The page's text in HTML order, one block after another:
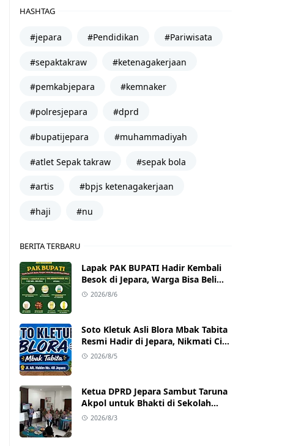
HASHTAG
#jepara #Pendidikan #Pariwisata
#sepaktakraw #ketenagakerjaan
#pemkabjepara #kemnaker
#polresjepara #dprd
#bupatijepara #muhammadiyah
#atlet Sepak takraw #sepak bola
#artis #bpjs ketenagakerjaan
#haji #nu
BERITA TERBARU
Lapak PAK BUPATI Hadir Kembali
Besok di Jepara, Warga Bisa Beli
Beras hingga Minyak Goreng
2026/8/6
Soto Kletuk Asli Blora Mbak Tabita
Resmi Hadir di Jepara, Nikmati Cita
Rasa Autentik Mulai Rp10 Ribu
2026/8/5
Ketua DPRD Jepara Sambut Taruna
Akpol untuk Bhakti di Sekolah
Rakyat Jepara
2026/8/3